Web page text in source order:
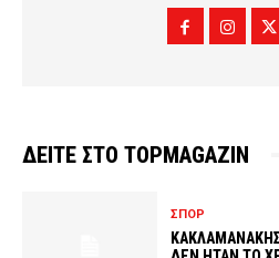
ΔΕΙΤΕ ΣΤΟ TOPMAGAZIN
ΣΠΟΡ